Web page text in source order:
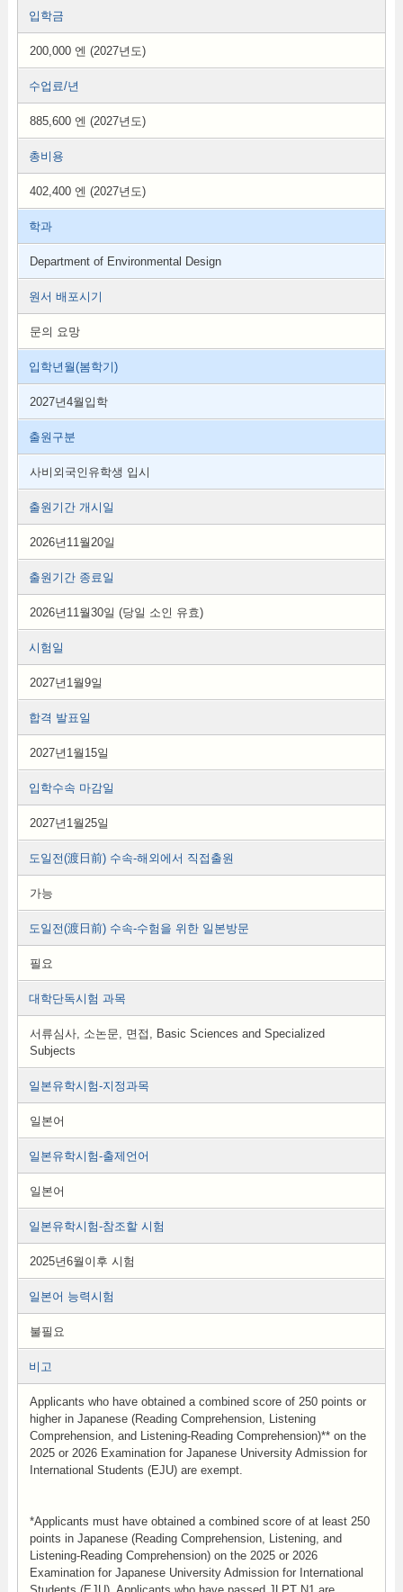
입학금
200,000 엔 (2027년도)
수업료/년
885,600 엔 (2027년도)
총비용
402,400 엔 (2027년도)
학과
Department of Environmental Design
원서 배포시기
문의 요망
입학년월(봄학기)
2027년4월입학
출원구분
사비외국인유학생 입시
출원기간 개시일
2026년11월20일
출원기간 종료일
2026년11월30일 (당일 소인 유효)
시험일
2027년1월9일
합격 발표일
2027년1월15일
입학수속 마감일
2027년1월25일
도일전(渡日前) 수속-해외에서 직접출원
가능
도일전(渡日前) 수속-수험을 위한 일본방문
필요
대학단독시험 과목
서류심사, 소논문, 면접, Basic Sciences and Specialized
Subjects
일본유학시험-지정과목
일본어
일본유학시험-출제언어
일본어
일본유학시험-참조할 시험
2025년6월이후 시험
일본어 능력시험
불필요
비고
Applicants who have obtained a combined score of 250 points or
higher in Japanese (Reading Comprehension, Listening
Comprehension, and Listening-Reading Comprehension)** on the
2025 or 2026 Examination for Japanese University Admission for
International Students (EJU) are exempt.
*Applicants must have obtained a combined score of at least 250
points in Japanese (Reading Comprehension, Listening, and
Listening-Reading Comprehension) on the 2025 or 2026
Examination for Japanese University Admission for International